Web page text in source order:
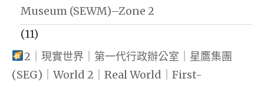
Museum (SEWM)–Zone 2
(11)
2｜現實世界｜第一代行政辦公室｜星鷹集團
(SEG)｜World 2｜Real World｜First-